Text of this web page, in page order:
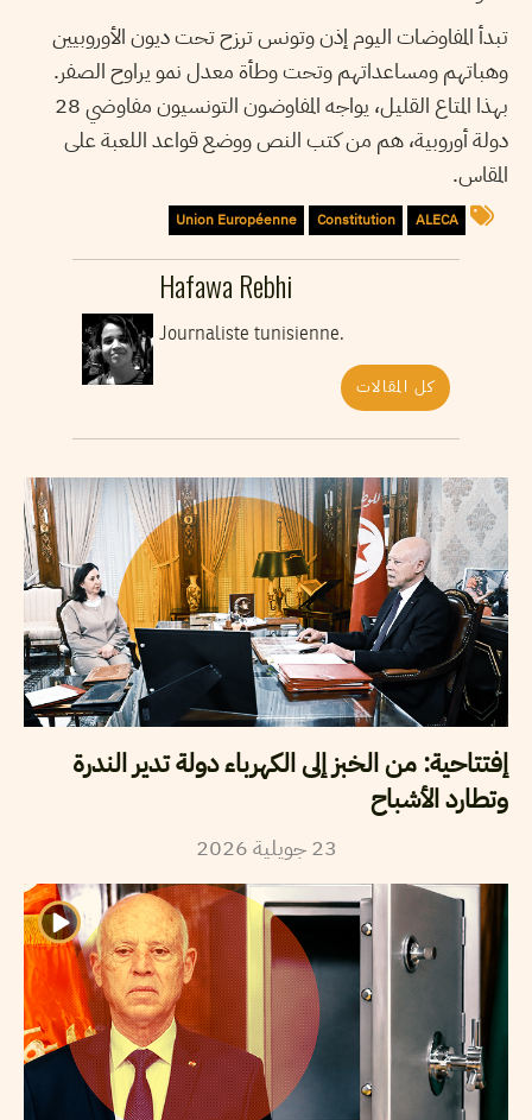
تبدأ المفاوضات اليوم إذن وتونس ترزح تحت ديون الأوروبيين
وهباتهم ومساعداتهم وتحت وطأة معدل نمو يراوح الصفر.
بهذا المتاع القليل، يواجه المفاوضون التونسيون مفاوضي 28
دولة أوروبية، هم من كتب النص ووضع قواعد اللعبة على
المقاس.
ALECA
Constitution
Union Européenne
Hafawa Rebhi
Journaliste tunisienne.
كل المقالات
إفتتاحية: من الخبز إلى الكهرباء دولة تدير الندرة
وتطارد الأشباح
23 جويلية2026